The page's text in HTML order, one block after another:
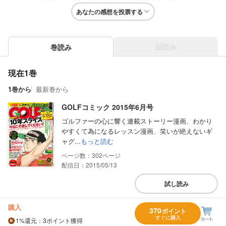
あなたの感想を投票する
巻読み
現在1巻
1巻から 最新巻から
GOLFコミック 2015年6月号
ゴルファーの心に響く連載ストーリー漫画、わかり
やすくて為になるレッスン漫画、笑いが絶えないギ
ャグ...もっと読む
302
配信日：2015/05/13
試し読み
購入
1%還元 ：3ポイント獲得
370ポイント
すぐに購入